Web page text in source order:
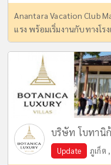
Anantara Vacation Club
แรง พร้อมเริ่มงานกับทางโร
บริษัท โบทานิ
Update ภูเก็ต